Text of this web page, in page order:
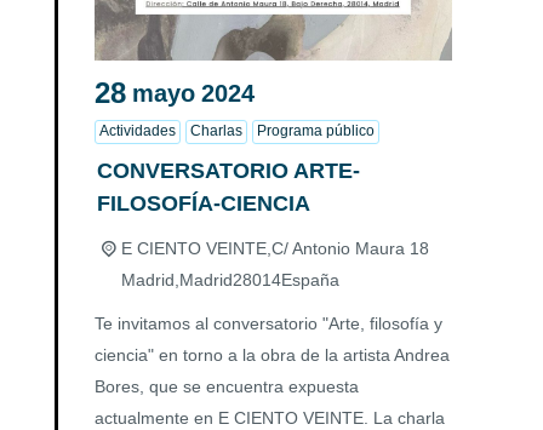
28 mayo 2024
Actividades Charlas Programa público
CONVERSATORIO ARTE-
FILOSOFÍA-CIENCIA
E CIENTO VEINTE, C/ Antonio Maura 18
Madrid Madrid28014España
Te invitamos al conversatorio "Arte, filosofía y
ciencia" en torno a la obra de la artista Andrea
Bores, que se encuentra expuesta
actualmente en E CIENTO VEINTE. La charla